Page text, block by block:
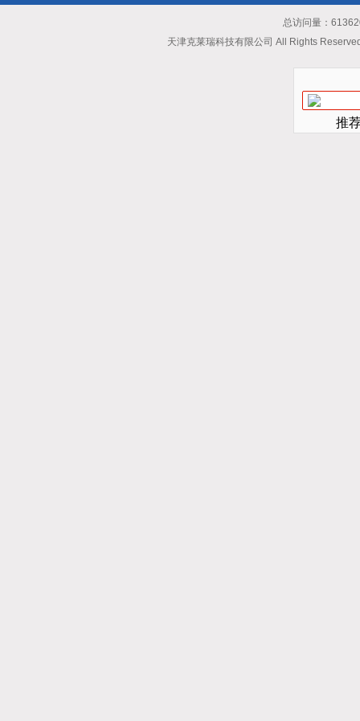
总访问量：
天津克莱瑞科技有限公司 All Rights
推